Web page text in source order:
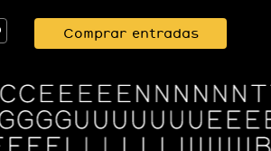
Comprar entradas